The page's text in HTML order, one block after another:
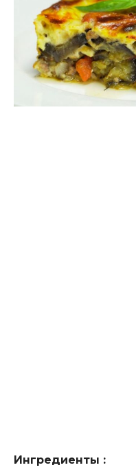
Ингредиенты :